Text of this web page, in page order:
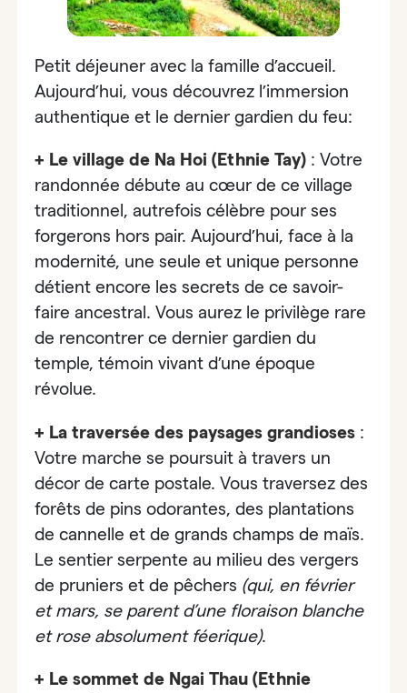
Petit déjeuner avec la famille d’accueil.
Aujourd’hui, vous découvrez l’immersion
authentique et le dernier gardien du feu:
+ Le village de Na Hoi (Ethnie Tay) :Votre
randonnée débute au cœur de ce village
traditionnel, autrefois célèbre pour ses
forgerons hors pair. Aujourd’hui, face à la
modernité, une seule et unique personne
détient encore les secrets de ce savoir-
faire ancestral. Vous aurez le privilège rare
de rencontrer ce dernier gardien du
temple, témoin vivant d’une époque
révolue.
+ La traversée des paysages grandioses :
Votre marche se poursuit à travers un
décor de carte postale. Vous traversez des
forêts de pins odorantes, des plantations
de cannelle et de grands champs de maïs.
Le sentier serpente au milieu des vergers
de pruniers et de pêchers (qui, en février
et mars, se parent d’une floraison blanche
et rose absolument féerique).
+ Le sommet de Ngai Thau (Ethnie